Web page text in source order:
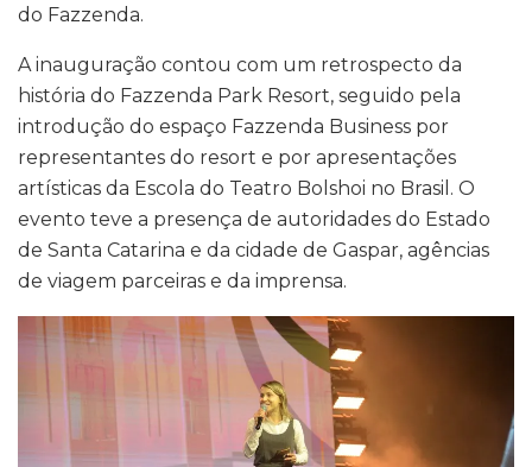
do Fazzenda.
A inauguração contou com um retrospecto da
história do Fazzenda Park Resort, seguido pela
introdução do espaço Fazzenda Business por
representantes do resort e por apresentações
artísticas da Escola do Teatro Bolshoi no Brasil. O
evento teve a presença de autoridades do Estado
de Santa Catarina e da cidade de Gaspar, agências
de viagem parceiras e da imprensa.